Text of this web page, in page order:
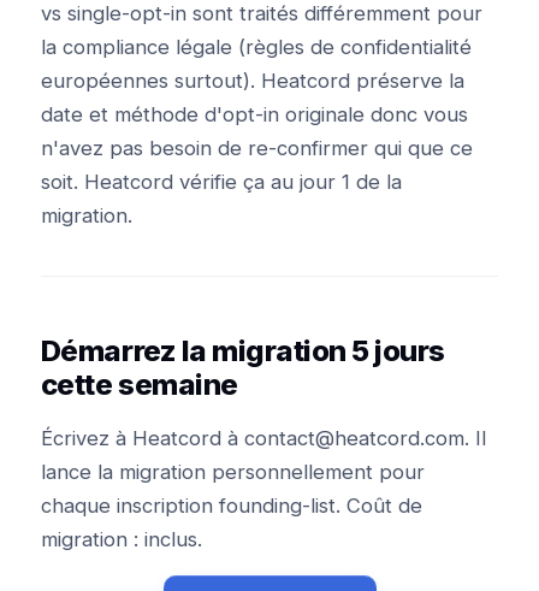
vs single-opt-in sont traités différemment pour
la compliance légale (règles de confidentialité
européennes surtout). Heatcord préserve la
date et méthode d'opt-in originale donc vous
n'avez pas besoin de re-confirmer qui que ce
soit. Heatcord vérifie ça au jour 1 de la
migration.
Démarrez la migration 5 jours
cette semaine
Écrivez à Heatcord à contact@heatcord.com. Il
lance la migration personnellement pour
chaque inscription founding-list. Coût de
migration : inclus.